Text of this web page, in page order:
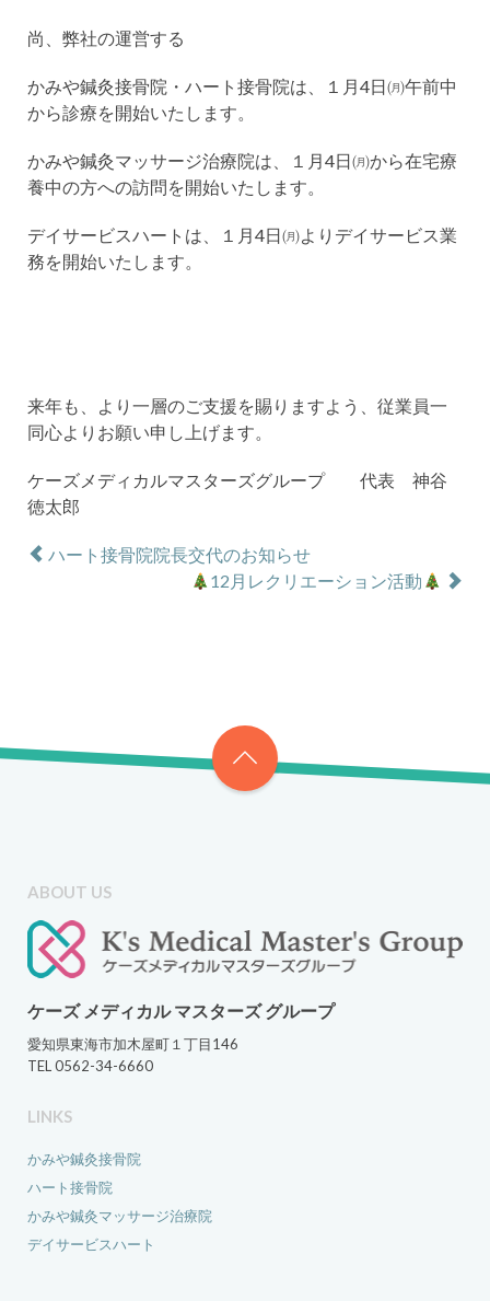
尚、弊社の運営する
かみや鍼灸接骨院・ハート接骨院は、１月4日㈪午前中
から診療を開始いたします。
かみや鍼灸マッサージ治療院は、１月4日㈪から在宅療
養中の方への訪問を開始いたします。
デイサービスハートは、１月4日㈪よりデイサービス業
務を開始いたします。
来年も、より一層のご支援を賜りますよう、従業員一
同心よりお願い申し上げます。
ケーズメディカルマスターズグループ 代表 神谷
徳太郎
ハート接骨院院長交代のお知らせ
12月レクリエーション活動
ABOUT US
ケーズ メディカル マスターズ グループ
愛知県東海市加木屋町１丁目146
TEL 0562-34-6660
LINKS
かみや鍼灸接骨院
ハート接骨院
かみや鍼灸マッサージ治療院
デイサービスハート